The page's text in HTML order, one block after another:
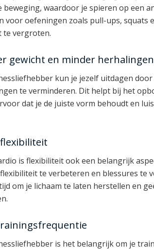
beweging, waardoor je spieren op een
voor oefeningen zoals pull-ups, squats
te vergroten.
gewicht en minder herhalingen
kun je jezelf uitdagen
te verminderen. Dit helpt bij het
dat je de juiste vorm behoudt en
is flexibiliteit ook een belangrijk
te verbeteren en blessures te
om je lichaam te laten herstellen en
is het belangrijk om je